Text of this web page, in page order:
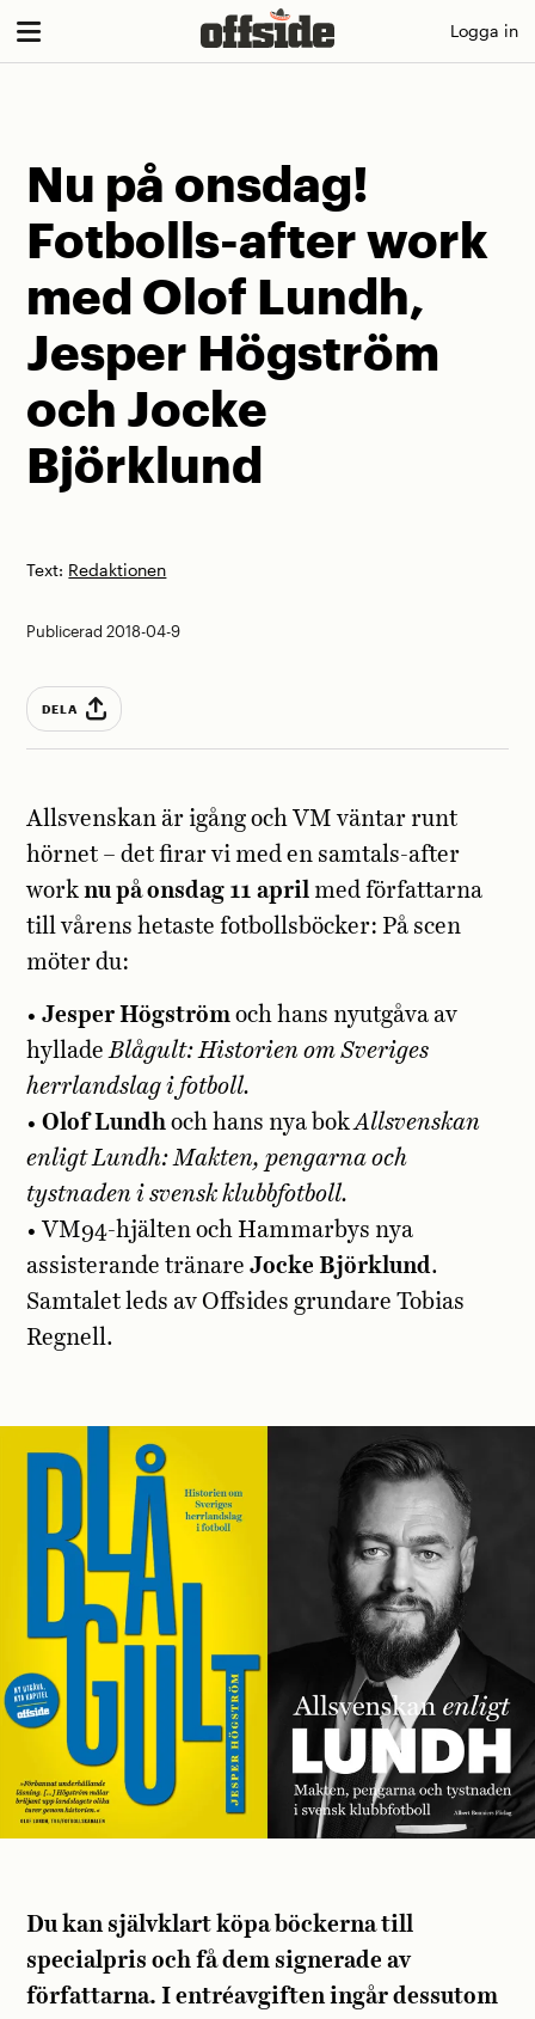
Skip
Logga in
Nu på onsdag!
Fotbolls-after work
med Olof Lundh,
Jesper Högström
och Jocke
Björklund
Text: Redaktionen
Publicerad 2018-04-9
DELA
Allsvenskan är igång och VM väntar runt
hörnet – det firar vi med en samtals-after
worknu på onsdag 11 april
med författarna
till vårens hetaste fotbollsböcker: På scen
möter du:
•Jesper Högström och hans nyutgåva av
hylladeBlågult: Historien om Sveriges
herrlandslag i fotboll.
•Olof Lundh och hans nya bokAllsvenskan
enligt Lundh: Makten, pengarna och
tystnaden i svensk klubbfotboll.
• VM94-hjälten och Hammarbys nya
assisterande tränareJocke Björklund.
Samtalet leds av Offsides grundare Tobias
Regnell.
Du kan självklart köpa böckerna till
specialpris och få dem signerade av
författarna. I entréavgiften ingår dessutom